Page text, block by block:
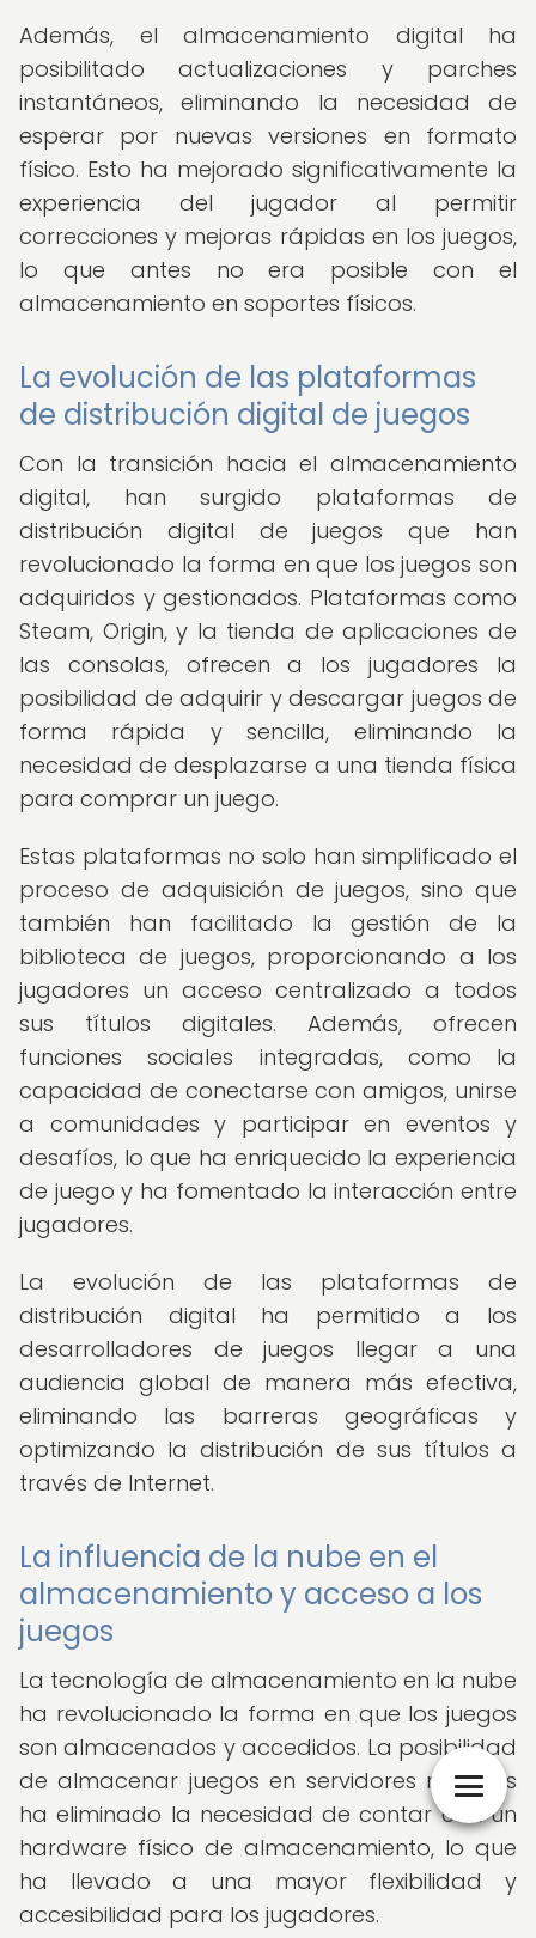
Además, el almacenamiento digital ha
posibilitado actualizaciones y parches
instantáneos, eliminando la necesidad de
esperar por nuevas versiones en formato
físico. Esto ha mejorado significativamente la
experiencia del jugador al permitir
correcciones y mejoras rápidas en los juegos,
lo que antes no era posible con el
almacenamiento en soportes físicos.
La evolución de las plataformas
de distribución digital de juegos
Con la transición hacia el almacenamiento
digital, han surgido plataformas de
distribución digital de juegos que han
revolucionado la forma en que los juegos son
adquiridos y gestionados. Plataformas como
Steam, Origin, y la tienda de aplicaciones de
las consolas, ofrecen a los jugadores la
posibilidad de adquirir y descargar juegos de
forma rápida y sencilla, eliminando la
necesidad de desplazarse a una tienda física
para comprar un juego.
Estas plataformas no solo han simplificado el
proceso de adquisición de juegos, sino que
también han facilitado la gestión de la
biblioteca de juegos, proporcionando a los
jugadores un acceso centralizado a todos
sus títulos digitales. Además, ofrecen
funciones sociales integradas, como la
capacidad de conectarse con amigos, unirse
a comunidades y participar en eventos y
desafíos, lo que ha enriquecido la experiencia
de juego y ha fomentado la interacción entre
jugadores.
La evolución de las plataformas de
distribución digital ha permitido a los
desarrolladores de juegos llegar a una
audiencia global de manera más efectiva,
eliminando las barreras geográficas y
optimizando la distribución de sus títulos a
través de Internet.
La influencia de la nube en el
almacenamiento y acceso a los
juegos
La tecnología de almacenamiento en la nube
ha revolucionado la forma en que los juegos
son almacenados y accedidos. La posibilidad
de almacenar juegos en servidores remotos
ha eliminado la necesidad de contar con un
hardware físico de almacenamiento, lo que
ha llevado a una mayor flexibilidad y
accesibilidad para los jugadores.